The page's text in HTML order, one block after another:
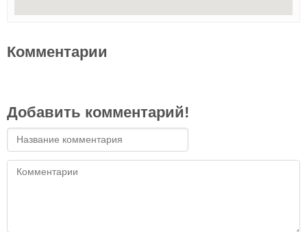
Комментарии
Добавить комментарий!